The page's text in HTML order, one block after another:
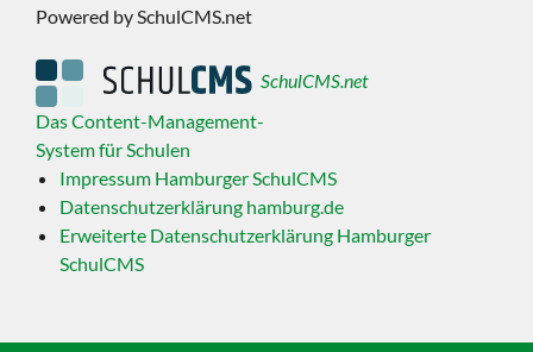
Powered by SchulCMS.net
SchulCMS.net
Das Content-Management-
System für Schulen
Impressum Hamburger SchulCMS
Datenschutzerklärung hamburg.de
Erweiterte Datenschutzerklärung Hamburger
SchulCMS